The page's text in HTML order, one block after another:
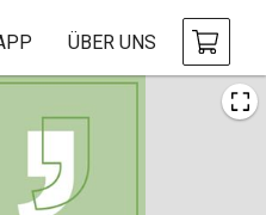
ÜBER UNS
rois de Mölkky
Frankreich